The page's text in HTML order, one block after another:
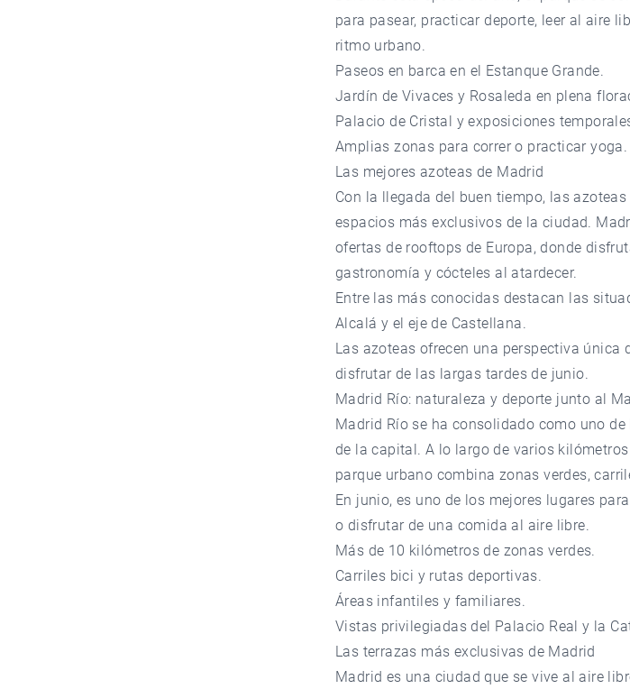
para pasear, practicar deporte, leer al aire
ritmo urbano.
Paseos en barca en el Estanque Grande.
Jardín de Vivaces y Rosaleda en plena
Palacio de Cristal y exposiciones
Amplias zonas para correr o practicar yoga.
Las mejores azoteas de Madrid
Con la llegada del buen tiempo, las
espacios más exclusivos de la ciudad.
ofertas de rooftops de Europa, donde
gastronomía y cócteles al atardecer.
Entre las más conocidas destacan las
Alcalá y el eje de Castellana.
Las azoteas ofrecen una perspectiva única
disfrutar de las largas tardes de junio.
Madrid Río: naturaleza y deporte junto al
Madrid Río se ha consolidado como uno
de la capital. A lo largo de varios
parque urbano combina zonas verdes,
En junio, es uno de los mejores lugares
o disfrutar de una comida al aire libre.
Más de 10 kilómetros de zonas verdes.
Carriles bici y rutas deportivas.
Áreas infantiles y familiares.
Vistas privilegiadas del Palacio Real y la
Las terrazas más exclusivas de Madrid
Madrid es una ciudad que se vive al aire